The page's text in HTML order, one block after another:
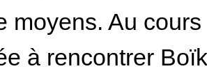
moyens. Au
à rencontrer